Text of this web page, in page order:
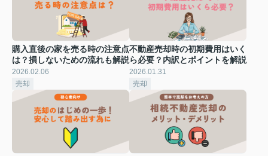
購入直後の家を売る時の注意点
は？損しないための流れも解説
2026.02.06
売却
不動産売却時の初期費用はいく
ら必要？内訳とポイントを解説
2026.01.31
売却